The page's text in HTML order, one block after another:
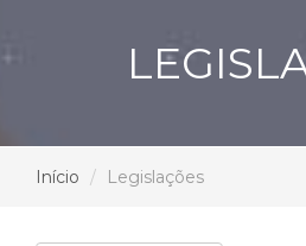
Início Legislações